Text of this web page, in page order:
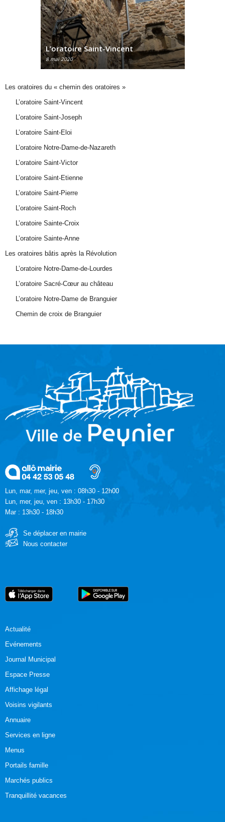
L’oratoire Saint-Joseph
8 mai 2020
Les oratoires du « chemin des oratoires »
L’oratoire Saint-Vincent
L’oratoire Saint-Joseph
L’oratoire Saint-Eloi
L’oratoire Notre-Dame-de-Nazareth
L’oratoire Saint-Victor
L’oratoire Saint-Etienne
L’oratoire Saint-Pierre
L’oratoire Saint-Roch
L’oratoire Sainte-Croix
L’oratoire Sainte-Anne
Les oratoires bâtis après la Révolution
L’oratoire Notre-Dame-de-Lourdes
L’oratoire Sacré-Cœur au château
L’oratoire Notre-Dame de Branguier
Chemin de croix de Branguier
Lun, mar, mer, jeu, ven : 08h30 - 12h00
Lun, mer, jeu, ven : 13h30 - 17h30
Mar : 13h30 - 18h30
Se déplacer en mairie
Nous contacter
Actualité
Evénements
Journal Municipal
Espace Presse
Affichage légal
Voisins vigilants
Annuaire
Services en ligne
Menus
Portails famille
Marchés publics
Tranquillité vacances